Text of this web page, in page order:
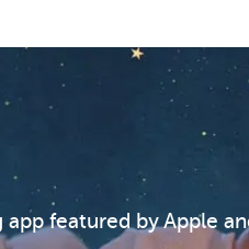
featured by Apple